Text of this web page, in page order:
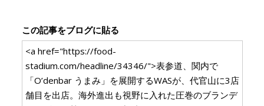
この記事をブログに貼る
<a href="https://food-
stadium.com/headline/34346/">表参道、関内で
「O’denbar うまみ」を展開するWASが、代官山に3店
舗目を出店。海外進出も視野に入れた圧巻のブランデ